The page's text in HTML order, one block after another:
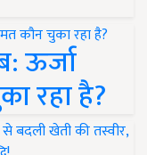
ऊर्जा
रहा है?